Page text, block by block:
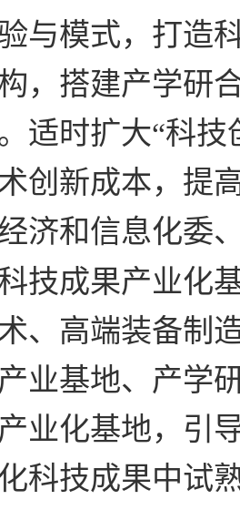
与模式，打造
，搭建产学研
适时扩大“科
创新成本，提
济和信息化委
技成果产业化
、高端装备制
业基地、产学
业化基地，引
科技成果中试